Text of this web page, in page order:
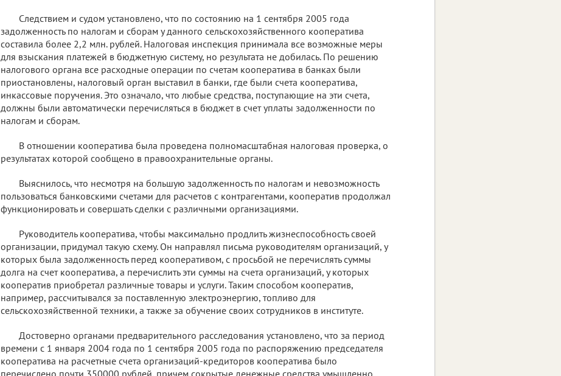
Следствием и судом установлено, что по состоянию на 1 сентября 2005 года
задолженность по налогам и сборам у данного сельскохозяйственного кооператива
составила более 2,2 млн. рублей. Налоговая инспекция принимала все возможные меры
для взыскания платежей в бюджетную систему, но результата не добилась. По решению
налогового органа все расходные операции по счетам кооператива в банках были
приостановлены, налоговый орган выставил в банки, где были счета кооператива,
инкассовые поручения. Это означало, что любые средства, поступающие на эти счета,
должны были автоматически перечисляться в бюджет в счет уплаты задолженности по
налогам и сборам.
В отношении кооператива была проведена полномасштабная налоговая проверка, о
результатах которой сообщено в правоохранительные органы.
Выяснилось, что несмотря на большую задолженность по налогам и невозможность
пользоваться банковскими счетами для расчетов с контрагентами, кооператив продолжал
функционировать и совершать сделки с различными организациями.
Руководитель кооператива, чтобы максимально продлить жизнеспособность своей
организации, придумал такую схему. Он направлял письма руководителям организаций, у
которых была задолженность перед кооперативом, с просьбой не перечислять суммы
долга на счет кооператива, а перечислить эти суммы на счета организаций, у которых
кооператив приобретал различные товары и услуги. Таким способом кооператив,
например, рассчитывался за поставленную электроэнергию, топливо для
сельскохозяйственной техники, а также за обучение своих сотрудников в институте.
Достоверно органами предварительного расследования установлено, что за период
времени с 1 января 2004 года по 1 сентября 2005 года по распоряжению председателя
кооператива на расчетные счета организаций-кредиторов кооператива было
перечислено почти 350000 рублей, причем сокрытые денежные средства умышленно